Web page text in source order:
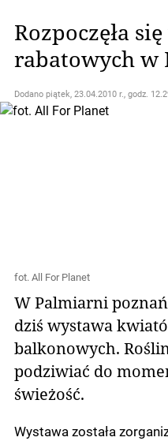
Rozpoczęła
rabatowych w
Dodano piątek, 23.04.2010 r., godz.
fot. All For Planet
W Palmiarni
dziś wystawa
balkonowych.
podziwiać do
świeżość.
Wystawa została